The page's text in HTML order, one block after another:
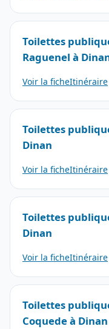
Toilettes
Raguenel à
Voir la ficheItinéraire
Toilettes
Dinan
Voir la ficheItinéraire
Toilettes
Dinan
Voir la ficheItinéraire
Toilettes
Coquede à Dinan